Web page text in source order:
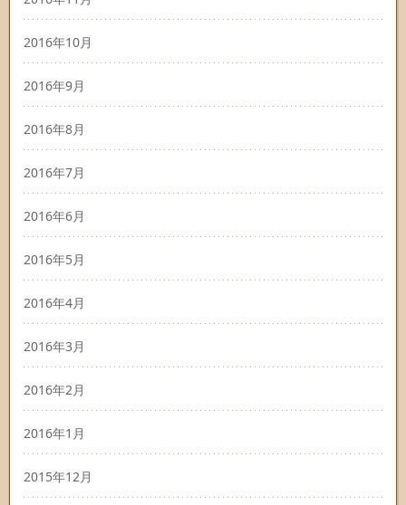
2016年10月
2016年9月
2016年8月
2016年7月
2016年6月
2016年5月
2016年4月
2016年3月
2016年2月
2016年1月
2015年12月